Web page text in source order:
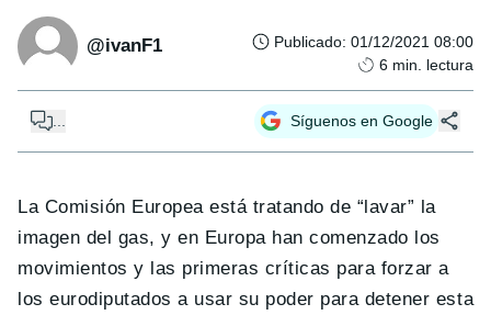
@ivanF1 Publicado: 01/12/2021 08:00
6 min. lectura
Síguenos en Google
La Comisión Europea está tratando de “lavar” la
imagen del gas, y en Europa han comenzado los
movimientos y las primeras críticas para forzar a
los eurodiputados a usar su poder para detener esta